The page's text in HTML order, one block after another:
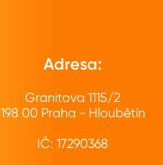
Adresa:
Granitova 1115/2
198 00 Praha - Hloubětín
IČ: 17290368